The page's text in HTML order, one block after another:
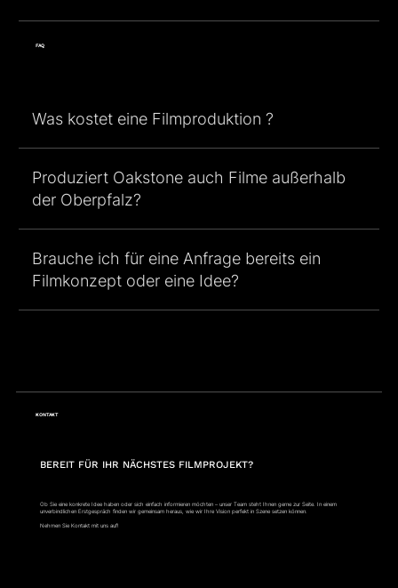
FAQ
Was kostet eine Filmproduktion ?
Produziert Oakstone auch Filme außerhalb
der Oberpfalz?
Brauche ich für eine Anfrage bereits ein
Filmkonzept oder eine Idee?
KONTAKT
BEREIT FÜR IHR NÄCHSTES FILMPROJEKT?
Ob Sie eine konkrete Idee haben oder sich einfach informieren möchten – unser Team steht Ihnen gerne zur Seite. In einem
unverbindlichen Erstgespräch finden wir gemeinsam heraus, wie wir Ihre Vision perfekt in Szene setzen können.
Nehmen Sie Kontakt mit uns auf!